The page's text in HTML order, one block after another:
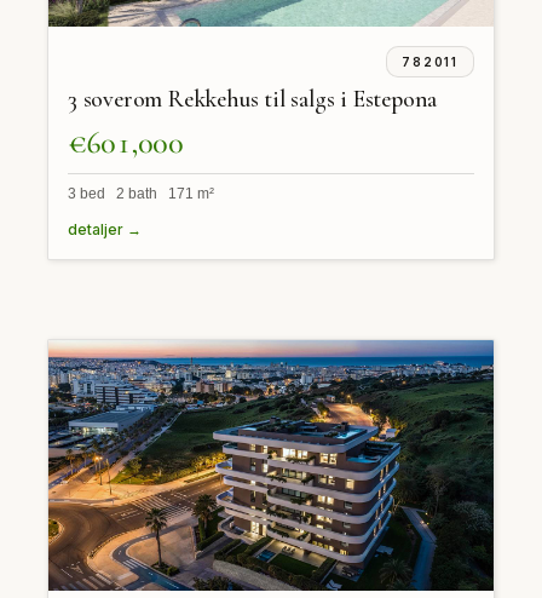
782011
3 soverom Rekkehus til salgs i Estepona
€601,000
3 bed 2 bath 171 m²
detaljer →